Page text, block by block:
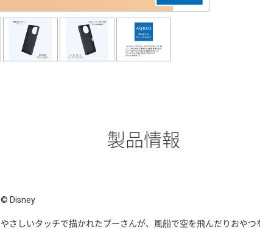
製品情報
© Disney
やさしいタッチで描かれたプーさんが、風船で空を飛んだりおや